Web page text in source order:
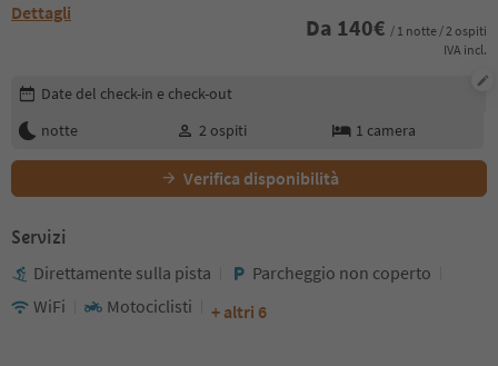
Dettagli
Da 140€ / 1 notte / 2 ospiti
IVA incl.
Modifica i dettagli della prenotazione
Date del check-in e check-out
notte
2 ospiti 1 camera
Verifica disponibilità
Servizi
Direttamente sulla pista
Parcheggio non coperto
WiFi
Motociclisti + altri 6